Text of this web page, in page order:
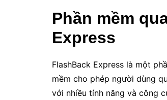
Phần mềm
Express
FlashBack Express là một
mềm cho phép người dùng
với nhiều tính năng và công